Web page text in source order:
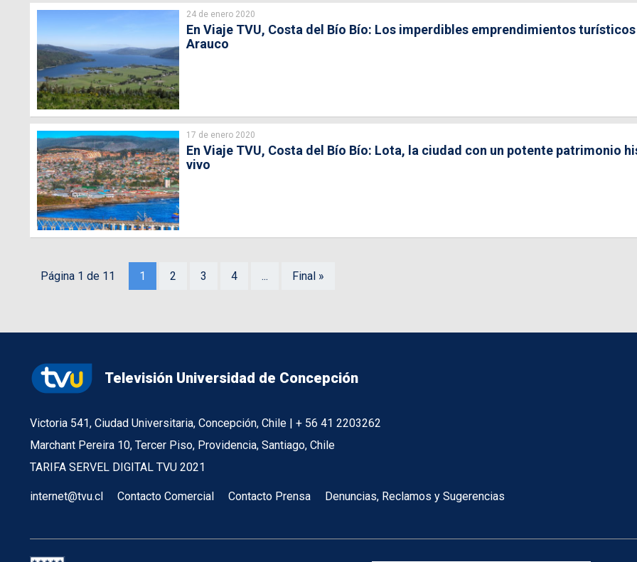
24 de enero 2020
En Viaje TVU, Costa del Bío Bío: Los imperdibles emprendimientos
Arauco
17 de enero 2020
En Viaje TVU, Costa del Bío Bío: Lota, la ciudad con un potente patrimonio
vivo
Página 1 de 11 1 2 3 4 ... Final »
Televisión Universidad de Concepción
Victoria 541, Ciudad Universitaria, Concepción, Chile | + 56 41 2203262
Marchant Pereira 10, Tercer Piso, Providencia, Santiago, Chile
TARIFA SERVEL DIGITAL TVU 2021
internet@tvu.cl Contacto Comercial Contacto Prensa Denuncias, Reclamos y Sugerencias